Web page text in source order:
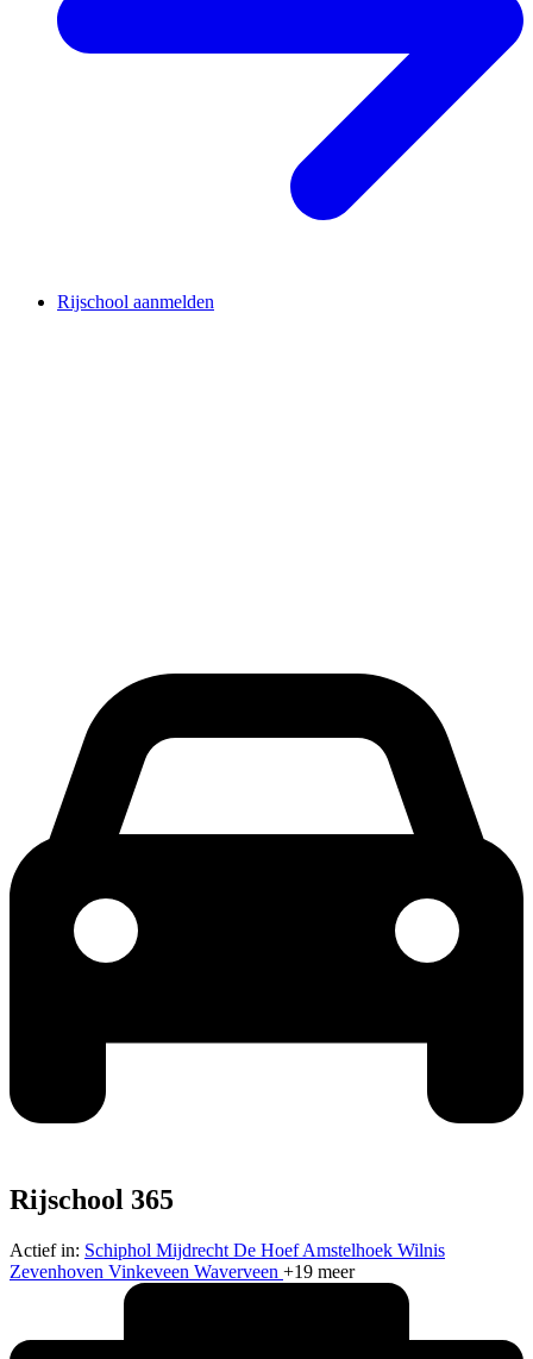
Rijschool aanmelden
Rijschool 365
Actief in: Schiphol Mijdrecht De HoefAmstelhoek Wilnis
Zevenhoven Vinkeveen Waverveen +19 meer